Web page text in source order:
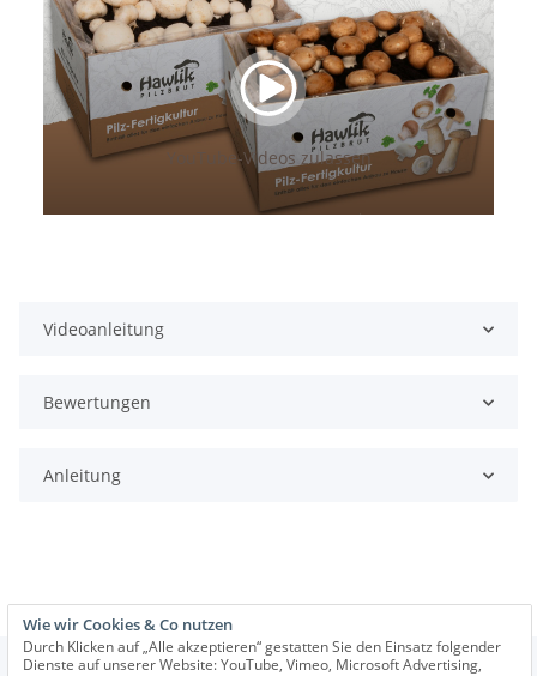
Wie wir Cookies & Co nutzen
Durch Klicken auf „Alle akzeptieren“ gestatten Sie den Einsatz folgender
Dienste auf unserer Website: YouTube, Vimeo, Microsoft Advertising,
YouTube-Videos zulassen
Videoanleitung
Bewertungen
Anleitung